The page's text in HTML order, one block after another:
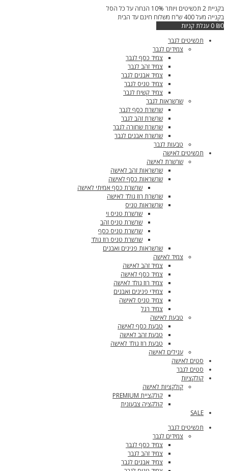
דילוג
לתוכן
בקניית 2 תכשיטים ויותר 10% הנחה על כל הסל
בקנייה מעל 400 ש"ח משלוח חינם עד הבית
₪0
0 עגלת קניות
תכשיטים לגבר
צמידים לגבר
צמיד כסף לגבר
צמיד זהב לגבר
צמיד אבנים לגבר
צמיד טניס לגבר
צמיד קשיח לגבר
שרשראות לגבר
שרשרת כסף לגבר
שרשרת זהב לגבר
שרשרת שחורה לגבר
שרשרת אבנים לגבר
טבעות לגבר
תכשיטים לאישה
שרשרת לאישה
שרשראות זהב לאישה
שרשראות כסף לאישה
שרשרת כסף אמיתי לאישה
שרשרת רוז גולד לאישה
שרשראות טניס
שרשרת טניס וי
שרשרת טניס זהב
שרשרת טניס כסף
שרשרת טניס רוז גולד
שרשראות פנינים ואבנים
צמיד לאישה
צמיד זהב לאישה
צמיד כסף לאישה
צמיד רוז גולד לאישה
צמידי פנינים ואבנים
צמיד טניס לאישה
צמיד רגל
טבעת לאישה
טבעת כסף לאישה
טבעת זהב לאישה
טבעת רוז גולד לאישה
עגילים לאישה
סטים לאישה
סטים לגבר
קולקציות
קולקציות לאישה
קולקציית PREMIUM
קולקציה צבעונית
SALE
תכשיטים לגבר
צמידים לגבר
צמיד כסף לגבר
צמיד זהב לגבר
צמיד אבנים לגבר